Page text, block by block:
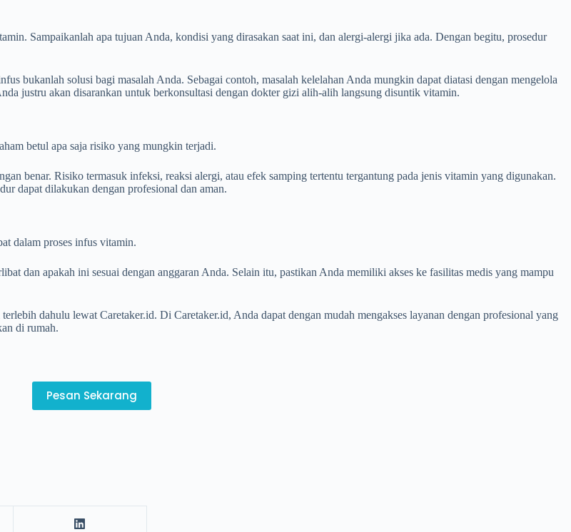
Sampaikanlah apa tujuan Anda, kondisi yang dirasakan saat ini, dan alergi-alergi jika ada. Dengan begitu, prosedur
bukanlah solusi bagi masalah Anda. Sebagai contoh, masalah kelelahan Anda mungkin dapat diatasi dengan mengelola
justru akan disarankan untuk berkonsultasi dengan dokter gizi alih-alih langsung disuntik vitamin.
betul apa saja risiko yang mungkin terjadi.
benar. Risiko termasuk infeksi, reaksi alergi, atau efek samping tertentu tergantung pada jenis vitamin yang digunakan.
dapat dilakukan dengan profesional dan aman.
dalam proses infus vitamin.
dan apakah ini sesuai dengan anggaran Anda. Selain itu, pastikan Anda memiliki akses ke fasilitas medis yang mampu
dahulu lewat Caretaker.id. Di Caretaker.id, Anda dapat dengan mudah mengakses layanan dengan profesional yang
di rumah.
Pesan Sekarang